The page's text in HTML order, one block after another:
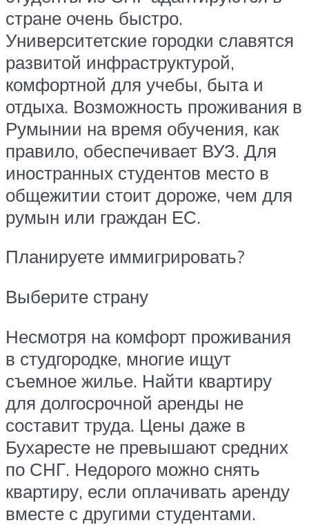
стране очень быстро.
Университетские городки славятся
развитой инфраструктурой,
комфортной для учебы, быта и
отдыха. Возможность проживания в
Румынии на время обучения, как
правило, обеспечивает ВУЗ. Для
иностранных студентов место в
общежитии стоит дороже, чем для
румын или граждан ЕС.
Планируете иммигрировать?
Выберите страну
Несмотря на комфорт проживания
в студгородке, многие ищут
съемное жилье. Найти квартиру
для долгосрочной аренды не
составит труда. Цены даже в
Бухаресте не превышают средних
по СНГ. Недорого можно снять
квартиру, если оплачивать аренду
вместе с другими студентами.